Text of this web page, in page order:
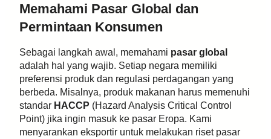
Memahami Pasar Global dan
Permintaan Konsumen
Sebagai langkah awal, memahami pasar global
adalah hal yang wajib. Setiap negara memiliki
preferensi produk dan regulasi perdagangan yang
berbeda. Misalnya, produk makanan harus memenuhi
standar HACCP (Hazard Analysis Critical Control
Point) jika ingin masuk ke pasar Eropa. Kami
menyarankan eksportir untuk melakukan riset pasar